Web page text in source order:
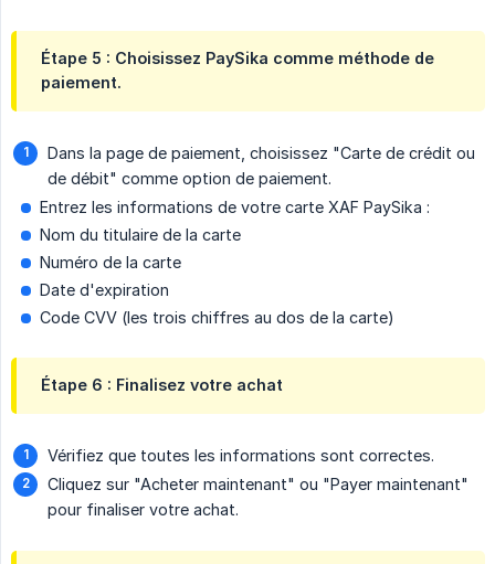
Étape 5 : Choisissez PaySika comme méthode de
paiement.
Dans la page de paiement, choisissez "Carte de crédit ou
de débit" comme option de paiement.
Entrez les informations de votre carte XAF PaySika :
Nom du titulaire de la carte
Numéro de la carte
Date d'expiration
Code CVV (les trois chiffres au dos de la carte)
Étape 6 : Finalisez votre achat
Vérifiez que toutes les informations sont correctes.
Cliquez sur "Acheter maintenant" ou "Payer maintenant"
pour finaliser votre achat.